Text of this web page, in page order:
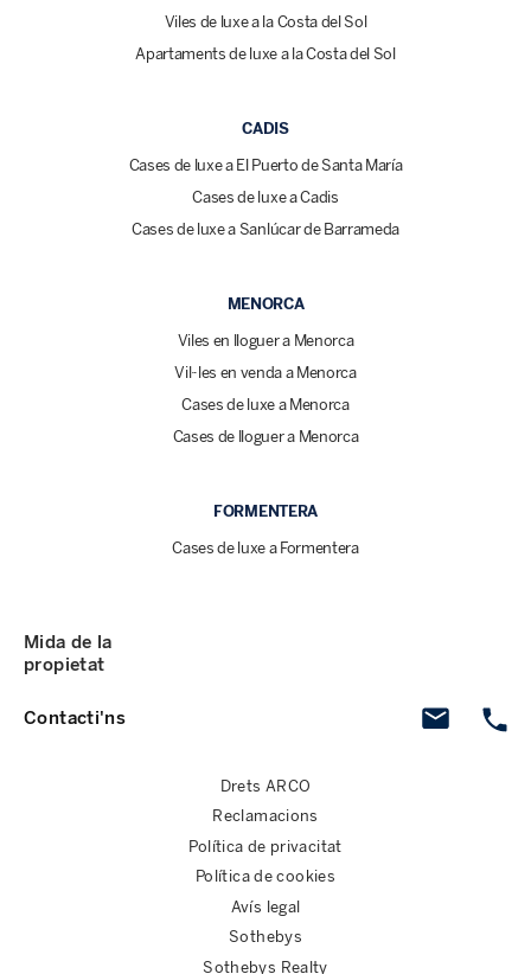
Viles de luxe a la Costa del Sol
Apartaments de luxe a la Costa del Sol
CADIS
Cases de luxe a El Puerto de Santa María
Cases de luxe a Cadis
Cases de luxe a Sanlúcar de Barrameda
MENORCA
Viles en lloguer a Menorca
Vil·les en venda a Menorca
Cases de luxe a Menorca
Cases de lloguer a Menorca
FORMENTERA
Cases de luxe a Formentera
Contacti'ns
Mida de la
propietat
Drets ARCO
Reclamacions
Política de privacitat
Política de cookies
Avís legal
Sothebys
Sothebys Realty